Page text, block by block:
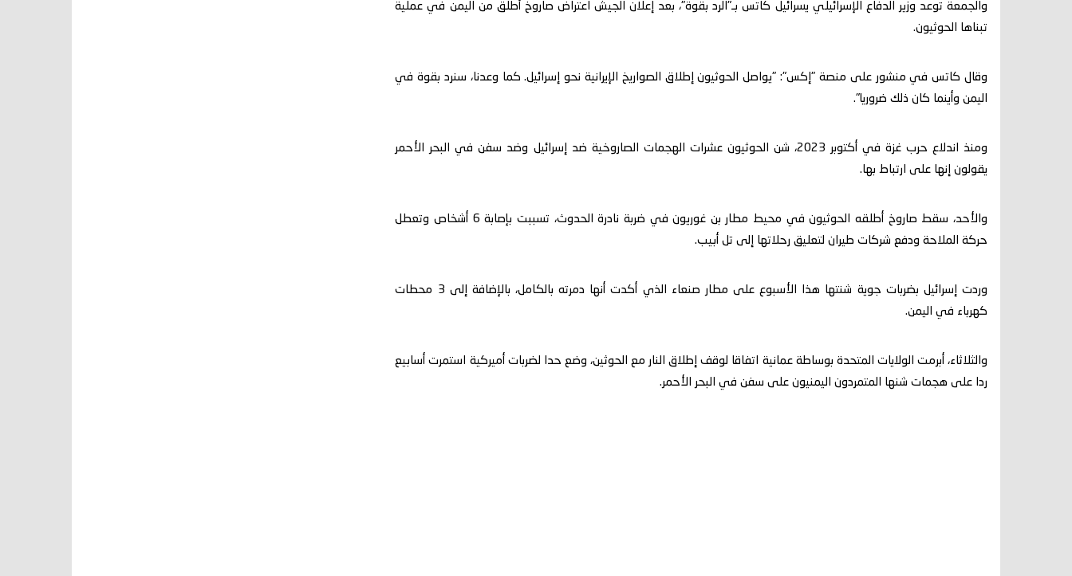
والجمعة توعد وزير الدفاع الإسرائيلي يسرائيل كاتس بـ"الرد بقوة"، بعد إعلان الجيش اعتراض صاروخ أُطلق من اليمن في عملية
تبناها الحوثيون.
وقال كاتس في منشور على منصة "إكس": "يواصل الحوثيون إطلاق الصواريخ الإيرانية نحو إسرائيل. كما وعدنا، سنرد بقوة في
اليمن وأينما كان ذلك ضروريا".
ومنذ اندلاع حرب غزة في أكتوبر 2023، شن الحوثيون عشرات الهجمات الصاروخية ضد إسرائيل وضد سفن في البحر الأحمر
يقولون إنها على ارتباط بها.
والأحد، سقط صاروخ أطلقه الحوثيون في محيط مطار بن غوريون في ضربة نادرة الحدوث، تسببت بإصابة 6 أشخاص وتعطل
حركة الملاحة ودفع شركات طيران لتعليق رحلاتها إلى تل أبيب.
وردت إسرائيل بضربات جوية شنتها هذا الأسبوع على مطار صنعاء الذي أكدت أنها دمرته بالكامل، بالإضافة إلى 3 محطات
كهرباء في اليمن.
والثلاثاء، أبرمت الولايات المتحدة بوساطة عمانية اتفاقا لوقف إطلاق النار مع الحوثين، وضع حدا لضربات أميركية استمرت أسابيع
ردا على هجمات شنها المتمردون اليمنيون على سفن في البحر الأحمر.